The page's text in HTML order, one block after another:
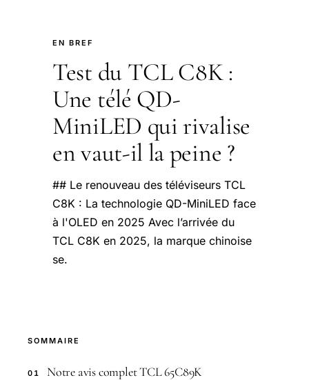
EN BREF
Test du TCL C8K :
Une télé QD-
MiniLED qui rivalise
en vaut-il la peine ?
## Le renouveau des téléviseurs TCL
C8K : La technologie QD-MiniLED face
à l'OLED en 2025 Avec l’arrivée du
TCL C8K en 2025, la marque chinoise
se.
SOMMAIRE
01 Notre avis complet TCL 65C89K